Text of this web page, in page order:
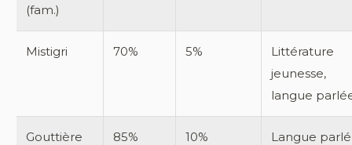
(fam.)
Mistigri 70% 5%
Littérature
jeunesse,
langue
Gouttière
85% 10%
Langue